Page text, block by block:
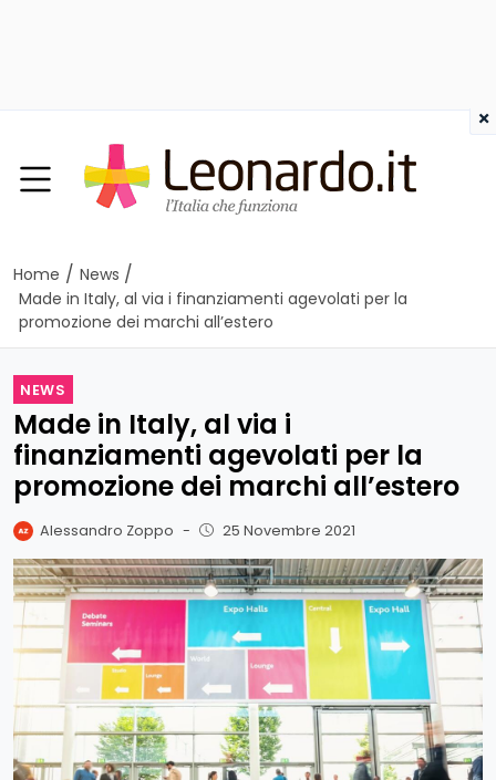
Home / News /
Made in Italy, al via i finanziamenti agevolati per la
promozione dei marchi all’estero
NEWS
Made in Italy, al via i
finanziamenti agevolati per la
promozione dei marchi all’estero
Alessandro Zoppo - 25 Novembre 2021
×